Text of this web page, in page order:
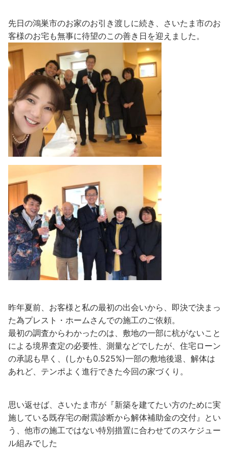
先日の鴻巣市のお家のお引き渡しに続き、さいたま市のお
客様のお宅も無事に待望のこの善き日を迎えました。
昨年夏前、お客様と私の最初の出会いから、即決で決まっ
た為プレスト・ホームさんでの施工のご依頼。
最初の調査からわかったのは、敷地の一部に杭がないこと
による境界査定の必要性、測量などでしたが、住宅ローン
の承認も早く、(しかも0.525%)一部の敷地後退、解体は
あれど、テンポよく進行できた今回の家づくり。
思い返せば、さいたま市が『新築を建てたい方のために実
施している既存宅の耐震診断から解体補助金の交付』とい
う、他市の施工ではない特別措置に合わせてのスケジュー
ル組みでした